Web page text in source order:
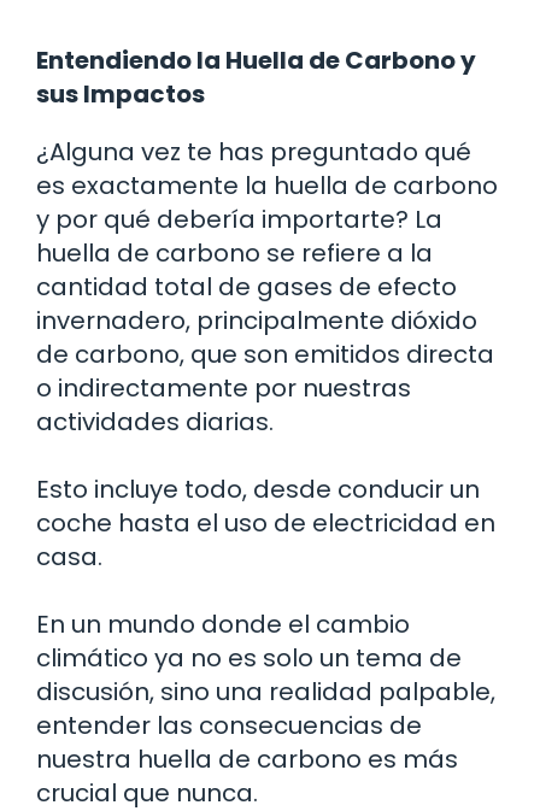
Entendiendo la Huella de Carbono y
sus Impactos
¿Alguna vez te has preguntado qué
es exactamente la huella de carbono
y por qué debería importarte? La
huella de carbono se refiere a la
cantidad total de gases de efecto
invernadero, principalmente dióxido
de carbono, que son emitidos directa
o indirectamente por nuestras
actividades diarias.
Esto incluye todo, desde conducir un
coche hasta el uso de electricidad en
casa.
En un mundo donde el cambio
climático ya no es solo un tema de
discusión, sino una realidad palpable,
entender las consecuencias de
nuestra huella de carbono es más
crucial que nunca.